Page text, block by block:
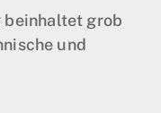
beinhaltet grob
und